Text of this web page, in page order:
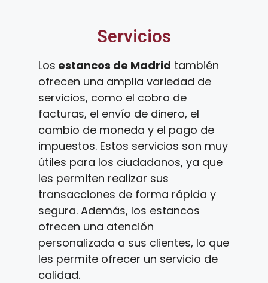
Servicios
Los estancos de Madrid también
ofrecen una amplia variedad de
servicios, como el cobro de
facturas, el envío de dinero, el
cambio de moneda y el pago de
impuestos. Estos servicios son muy
útiles para los ciudadanos, ya que
les permiten realizar sus
transacciones de forma rápida y
segura. Además, los estancos
ofrecen una atención
personalizada a sus clientes, lo que
les permite ofrecer un servicio de
calidad.